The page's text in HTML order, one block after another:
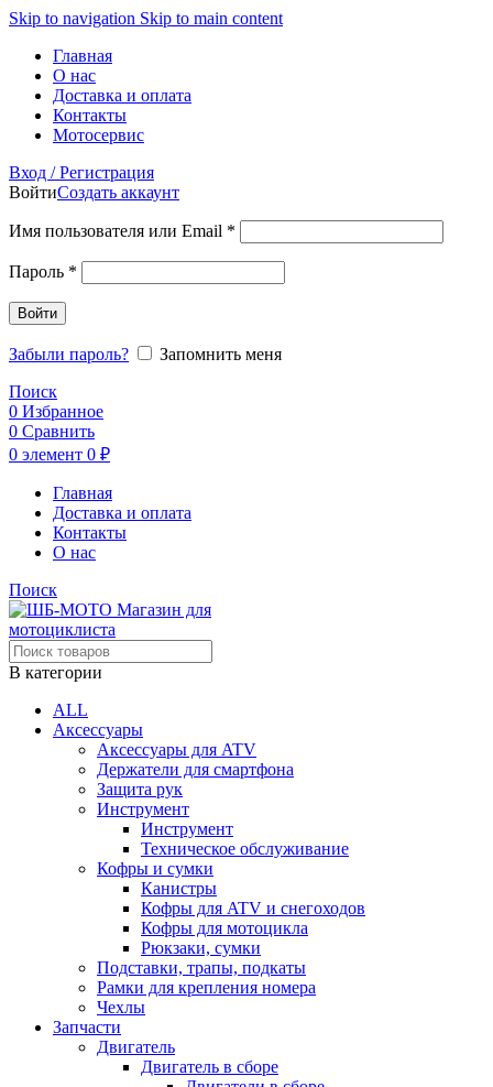
Skip to navigation Skip to main content
Главная
О нас
Доставка и оплата
Контакты
Мотосервис
Вход / Регистрация
ВойтиСоздать аккаунт
Имя пользователя или Email *
Пароль *
Войти
Забыли пароль?
Запомнить меня
Поиск
0 Избранное
0 Сравнить
0 элемент 0 ₽
Главная
Доставка и оплата
Контакты
О нас
Поиск
В категории
ALL
Аксессуары
Аксессуары для ATV
Держатели для смартфона
Защита рук
Инструмент
Инструмент
Техническое обслуживание
Кофры и сумки
Канистры
Кофры для ATV и снегоходов
Кофры для мотоцикла
Рюкзаки, сумки
Подставки, трапы, подкаты
Рамки для крепления номера
Чехлы
Запчасти
Двигатель
Двигатель в сборе